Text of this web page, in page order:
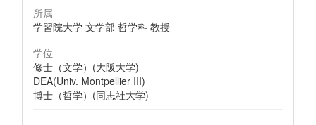
所属
学習院大学 文学部 哲学科 教授
学位
修士（文学）(大阪大学)
DEA(Univ. Montpellier III)
博士（哲学）(同志社大学)